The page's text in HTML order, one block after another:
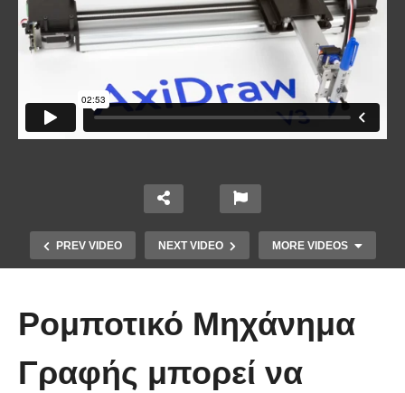
PREV VIDEO NEXT VIDEO MORE VIDEOS
Ρομποτικό Μηχάνημα
Γραφής μπορεί να